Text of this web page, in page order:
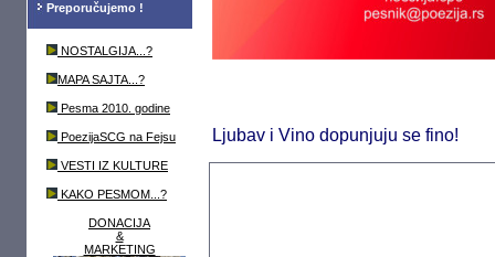
Preporučujemo !
NOSTALGIJA...?
MAPA SAJTA...?
Pesma 2010. godine
PoezijaSCG na Fejsu
VESTI IZ KULTURE
KAKO PESMOM...?
DONACIJA
&
MARKETING
Ljubav i Vino dopunjuju se fino!